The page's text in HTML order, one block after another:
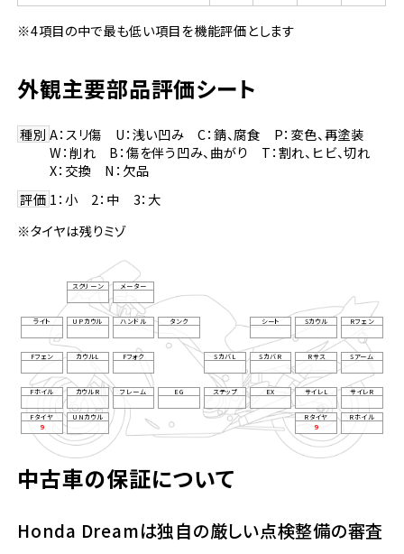
※4項目の中で最も低い項目を機能評価とします
外観主要部品評価シート
種別 A：スリ傷 U：浅い凹み C：錆、腐食 P：変色、再塗装
W：削れ B：傷を伴う凹み、曲がり T：割れ、ヒビ、切れ
X：交換 N：欠品
評価 1：小 2：中 3：大
※タイヤは残りミゾ
スクリーン メーター
ライト UPカウル ハンドル タンク シート Sカウル Rフェン
Fフェン カウルL Fフォク SカバL SカバR Rサス Sアーム
Fホイル カウルR フレーム EG ステップ EX サイレL サイレR
Fタイヤ
9
UNカウル
Rタイヤ
9
Rホイル
中古車の保証について
Honda Dreamは独自の厳しい点検整備の審査